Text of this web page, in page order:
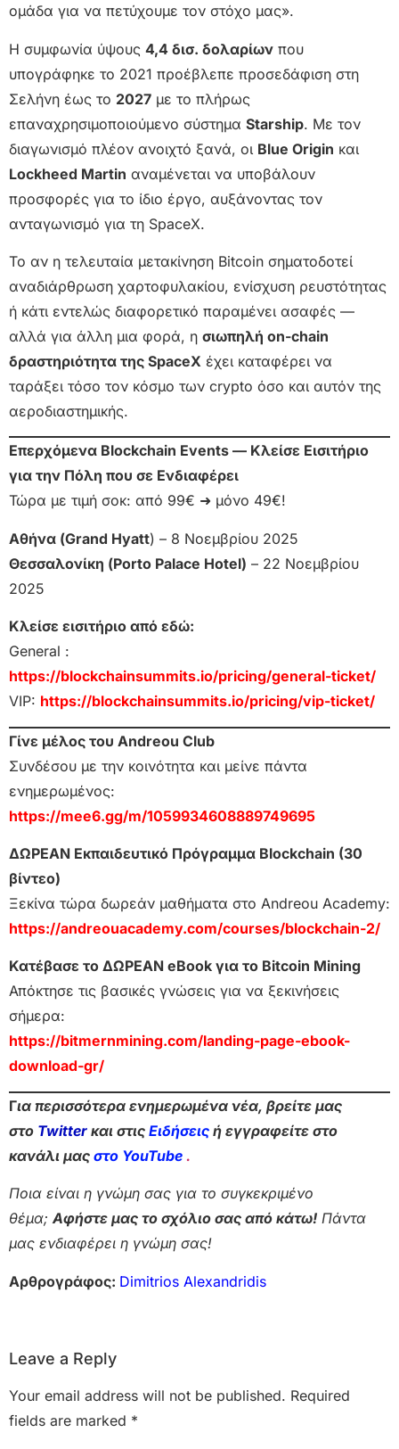
ομάδα για να πετύχουμε τον στόχο μας».
Η συμφωνία ύψους 4,4 δισ. δολαρίων που
υπογράφηκε το 2021 προέβλεπε προσεδάφιση στη
Σελήνη έως το 2027 με το πλήρως
επαναχρησιμοποιούμενο σύστημα Starship. Με τον
διαγωνισμό πλέον ανοιχτό ξανά, οι Blue Origin και
Lockheed Martin αναμένεται να υποβάλουν
προσφορές για το ίδιο έργο, αυξάνοντας τον
ανταγωνισμό για τη SpaceX.
Το αν η τελευταία μετακίνηση Bitcoin σηματοδοτεί
αναδιάρθρωση χαρτοφυλακίου, ενίσχυση ρευστότητας
ή κάτι εντελώς διαφορετικό παραμένει ασαφές —
αλλά για άλλη μια φορά, η σιωπηλή on-chain
δραστηριότητα της SpaceX έχει καταφέρει να
ταράξει τόσο τον κόσμο των crypto όσο και αυτόν της
αεροδιαστημικής.
Επερχόμενα Blockchain Events — Κλείσε Εισιτήριο
για την Πόλη που σε Ενδιαφέρει
Τώρα με τιμή σοκ: από 99€ ➜ μόνο 49€!
Αθήνα (Grand Hyatt) – 8 Νοεμβρίου 2025
Θεσσαλονίκη (Porto Palace Hotel) – 22 Νοεμβρίου
2025
Κλείσε εισιτήριο από εδώ:
General :
https://blockchainsummits.io/pricing/general-ticket/
VIP: https://blockchainsummits.io/pricing/vip-ticket/
Γίνε μέλος του Andreou Club
Συνδέσου με την κοινότητα και μείνε πάντα
ενημερωμένος:
https://mee6.gg/m/1059934608889749695
ΔΩΡΕΑΝ Εκπαιδευτικό Πρόγραμμα Blockchain (30
βίντεο)
Ξεκίνα τώρα δωρεάν μαθήματα στο Andreou Academy:
https://andreouacademy.com/courses/blockchain-2/
Κατέβασε το ΔΩΡΕΑΝ eBook για το Bitcoin Mining
Απόκτησε τις βασικές γνώσεις για να ξεκινήσεις
σήμερα:
https://bitmernmining.com/landing-page-ebook-
download-gr/
Για περισσότερα ενημερωμένα νέα, βρείτε μας
στο Twitter και στις Ειδήσεις ή εγγραφείτε στο
κανάλι μας στο YouTube .
Ποια είναι η γνώμη σας για το συγκεκριμένο
θέμα;Αφήστε μας το σχόλιο σας από κάτω! Πάντα
μας ενδιαφέρει η γνώμη σας!
Αρθρογράφος: Dimitrios Alexandridis
Leave a Reply
Your email address will not be published. Required
fields are marked *